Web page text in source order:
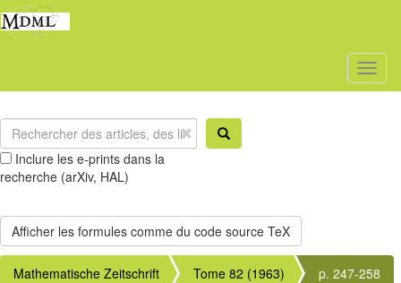
Inclure les e-prints dans la
recherche (arXiv, HAL)
Mathematische Zeitschrift Tome 82 (1963) p. 247-258